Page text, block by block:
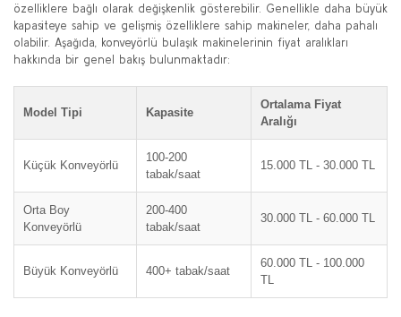
özelliklere bağlı olarak değişkenlik gösterebilir. Genellikle daha büyük
kapasiteye sahip ve gelişmiş özelliklere sahip makineler, daha pahalı
olabilir. Aşağıda, konveyörlü bulaşık makinelerinin fiyat aralıkları
hakkında bir genel bakış bulunmaktadır:
Model Tipi Kapasite
Ortalama Fiyat
Aralığı
Küçük Konveyörlü
100-200
tabak/saat
15.000 TL - 30.000 TL
Orta Boy
Konveyörlü
200-400
tabak/saat
30.000 TL - 60.000 TL
Büyük Konveyörlü 400+ tabak/saat
60.000 TL - 100.000
TL